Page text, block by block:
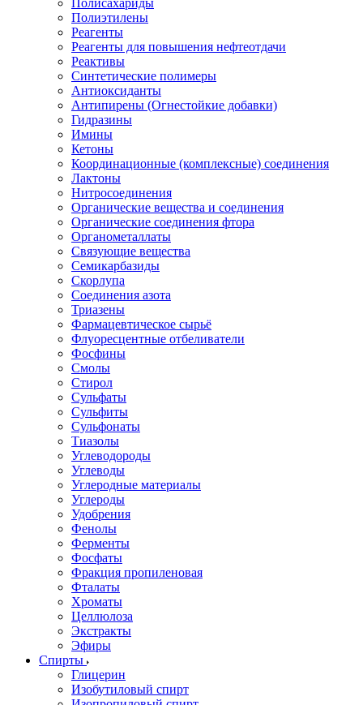
Полисахариды
Полиэтилены
Реагенты
Реагенты для повышения нефтеотдачи
Реактивы
Синтетические полимеры
Антиоксиданты
Антипирены (Огнестойкие добавки)
Гидразины
Имины
Кетоны
Координационные (комплексные) соединения
Лактоны
Нитросоединения
Органические вещества и соединения
Органические соединения фтора
Органометаллаты
Связующие вещества
Семикарбазиды
Скорлупа
Соединения азота
Триазены
Фармацевтическое сырьё
Флуоресцентные отбеливатели
Фосфины
Смолы
Стирол
Сульфаты
Сульфиты
Сульфонаты
Тиазолы
Углеводороды
Углеводы
Углеродные материалы
Углероды
Удобрения
Фенолы
Ферменты
Фосфаты
Фракция пропиленовая
Фталаты
Хроматы
Целлюлоза
Экстракты
Эфиры
Спирты
Глицерин
Изобутиловый спирт